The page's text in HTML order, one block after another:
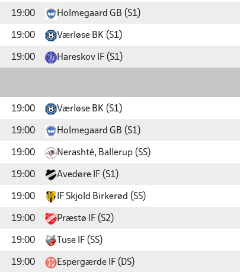
19:00 Holmegaard GB (S1)
19:00 Værløse BK (S1)
19:00 Hareskov IF (S1)
19:00 Værløse BK (S1)
19:00 Holmegaard GB (S1)
19:00 Nerashté, Ballerup (SS)
19:00 Avedøre IF (S1)
19:00 IF Skjold Birkerød (SS)
19:00 Præstø IF (S2)
19:00 Tuse IF (SS)
19:00 Espergærde IF (DS)